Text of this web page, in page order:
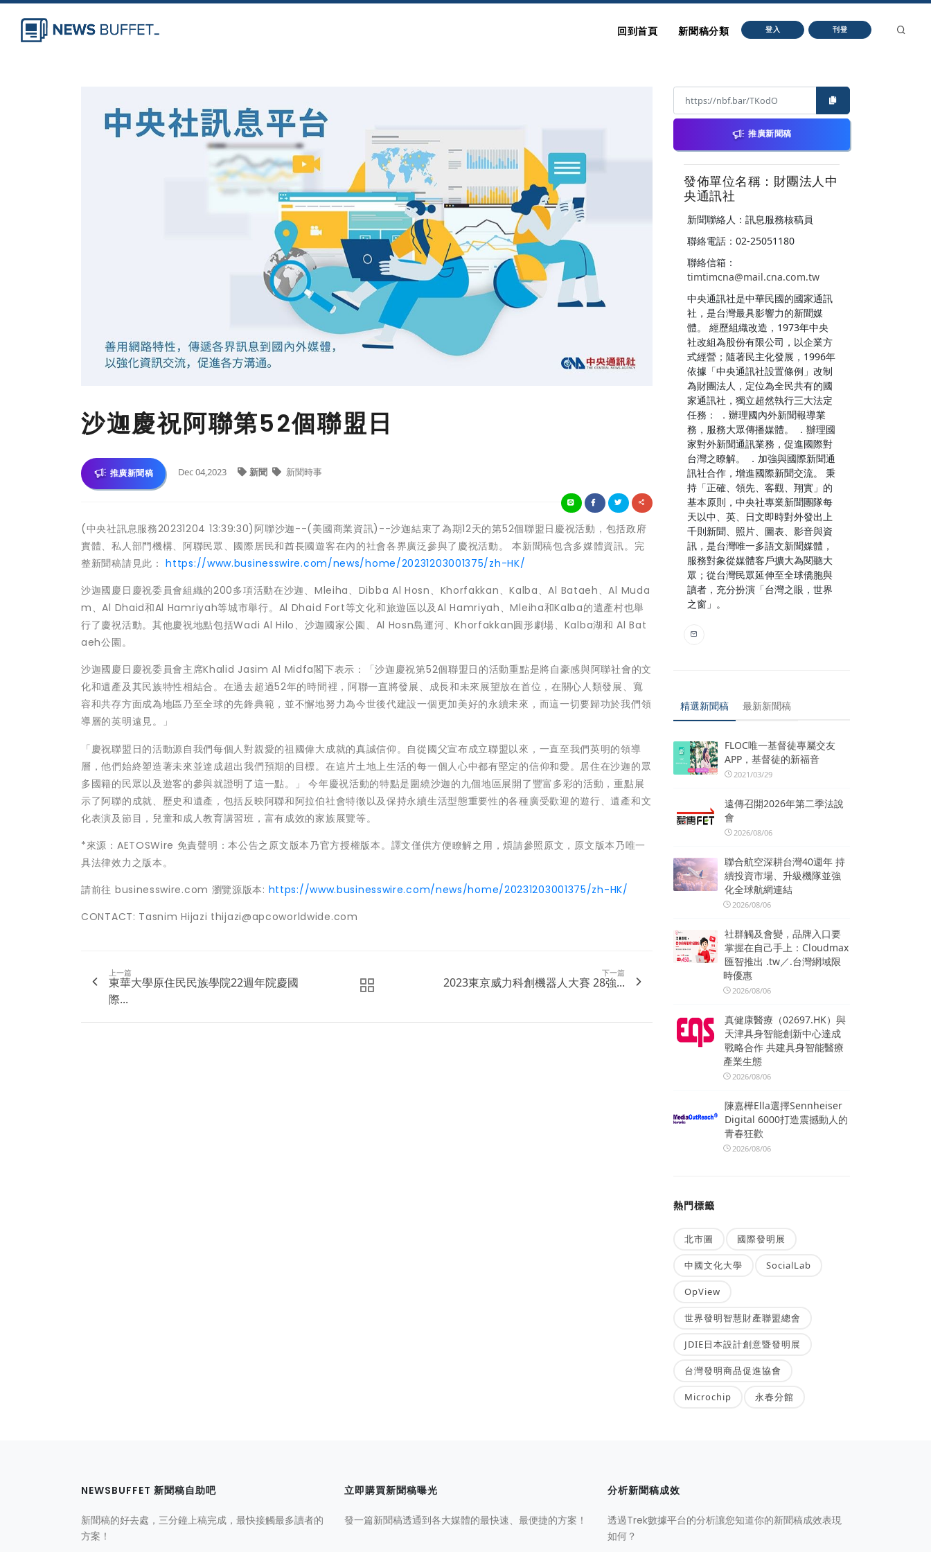
回到首頁 新聞稿分類 登入 刊登
沙迦慶祝阿聯第52個聯盟日
推廣新聞稿 Dec 04,2023 新聞 新聞時事
(中央社訊息服務20231204 13:39:30)阿聯沙迦--(美國商業資訊)--沙迦結束了為期12天的第52個聯盟日慶祝活動，包括政府
實體、私人部門機構、阿聯民眾、國際居民和酋長國遊客在內的社會各界廣泛參與了慶祝活動。 本新聞稿包含多媒體資訊。完
整新聞稿請見此：https://www.businesswire.com/news/home/20231203001375/zh-HK/
沙迦國慶日慶祝委員會組織的200多項活動在沙迦、Mleiha、Dibba Al Hosn、Khorfakkan、Kalba、Al Bataeh、Al Muda
m、Al Dhaid和Al Hamriyah等城市舉行。Al Dhaid Fort等文化和旅遊區以及Al Hamriyah、Mleiha和Kalba的遺產村也舉
行了慶祝活動。其他慶祝地點包括Wadi Al Hilo、沙迦國家公園、Al Hosn島運河、Khorfakkan圓形劇場、Kalba湖和 Al Bat
aeh公園。
沙迦國慶日慶祝委員會主席Khalid Jasim Al Midfa閣下表示：「沙迦慶祝第52個聯盟日的活動重點是將自豪感與阿聯社會的文
化和遺產及其民族特性相結合。在過去超過52年的時間裡，阿聯一直將發展、成長和未來展望放在首位，在關心人類發展、寬
容和共存方面成為地區乃至全球的先鋒典範，並不懈地努力為今世後代建設一個更加美好的永續未來，而這一切要歸功於我們領
導層的英明遠見。」
「慶祝聯盟日的活動源自我們每個人對親愛的祖國偉大成就的真誠信仰。自從國父宣布成立聯盟以來，一直至我們英明的領導
層，他們始終塑造著未來並達成超出我們預期的目標。在這片土地上生活的每一個人心中都有堅定的信仰和愛。居住在沙迦的眾
多國籍的民眾以及遊客的參與就證明了這一點。」 今年慶祝活動的特點是圍繞沙迦的九個地區展開了豐富多彩的活動，重點展
示了阿聯的成就、歷史和遺產，包括反映阿聯和阿拉伯社會特徵以及保持永續生活型態重要性的各種廣受歡迎的遊行、遺產和文
化表演及節目，兒童和成人教育講習班，富有成效的家族展覽等。
*來源：AETOSWire 免責聲明：本公告之原文版本乃官方授權版本。譯文僅供方便瞭解之用，煩請參照原文，原文版本乃唯一
具法律效力之版本。
請前往 businesswire.com 瀏覽源版本: https://www.businesswire.com/news/home/20231203001375/zh-HK/
CONTACT: Tasnim Hijazi thijazi@apcoworldwide.com
上一篇
東華大學原住民民族學院22週年院慶國
際...
下一篇
2023東京威力科創機器人大賽 28強...
推廣新聞稿
發佈單位名稱：財團法人中
央通訊社
新聞聯絡人：訊息服務核稿員
聯絡電話：02-25051180
聯絡信箱：
timtimcna@mail.cna.com.tw
中央通訊社是中華民國的國家通訊
社，是台灣最具影響力的新聞媒
體。 經歷組織改造，1973年中央
社改組為股份有限公司，以企業方
式經營；隨著民主化發展，1996年
依據「中央通訊社設置條例」改制
為財團法人，定位為全民共有的國
家通訊社，獨立超然執行三大法定
任務： ．辦理國內外新聞報導業
務，服務大眾傳播媒體。 ．辦理國
家對外新聞通訊業務，促進國際對
台灣之瞭解。 ．加強與國際新聞通
訊社合作，增進國際新聞交流。 秉
持「正確、領先、客觀、翔實」的
基本原則，中央社專業新聞團隊每
天以中、英、日文即時對外發出上
千則新聞、照片、圖表、影音與資
訊，是台灣唯一多語文新聞媒體，
服務對象從媒體客戶擴大為閱聽大
眾；從台灣民眾延伸至全球僑胞與
讀者，充分扮演「台灣之眼，世界
之窗」。
精選新聞稿 最新新聞稿
FLOC唯一基督徒專屬交友
APP，基督徒的新福音
2021/03/29
遠傳召開2026年第二季法說
會
2026/08/06
聯合航空深耕台灣40週年 持
續投資市場、升級機隊並強
化全球航網連結
2026/08/06
社群觸及會變，品牌入口要
掌握在自己手上：Cloudmax
匯智推出 .tw／.台灣網域限
時優惠
2026/08/06
真健康醫療（02697.HK）與
天津具身智能創新中心達成
戰略合作 共建具身智能醫療
產業生態
2026/08/06
陳嘉樺Ella選擇Sennheiser
Digital 6000打造震撼動人的
青春狂歡
2026/08/06
熱門標籤
北市圖 國際發明展
中國文化大學 SocialLab
OpView
世界發明智慧財產聯盟總會
JDIE日本設計創意暨發明展
台灣發明商品促進協會
Microchip 永春分館
NEWSBUFFET 新聞稿自助吧
新聞稿的好去處，三分鐘上稿完成，最快接觸最多讀者的
方案！
立即購買新聞稿曝光
發一篇新聞稿透通到各大媒體的最快速、最便捷的方案！
分析新聞稿成效
透過Trek數據平台的分析讓您知道你的新聞稿成效表現
如何？